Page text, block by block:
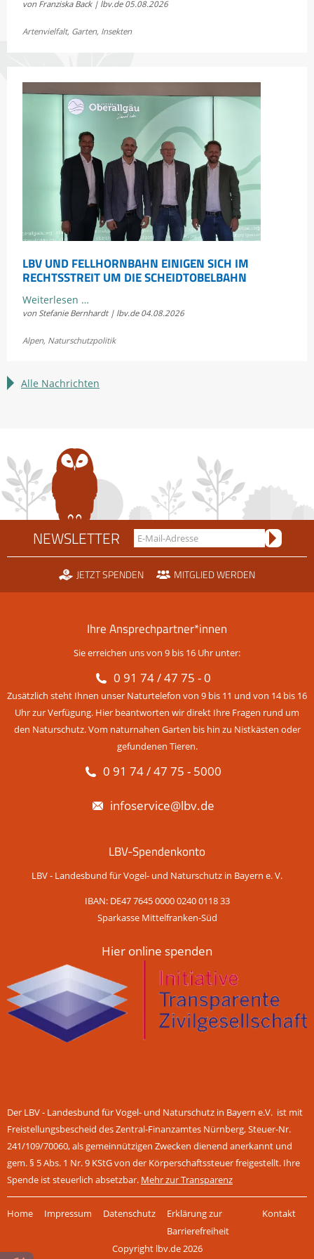
Sommerkonzert:
von Franziska Back | lbv.de 05.08.2026
Artenvielfalt, Garten, Insekten
LBV UND FELLHORNBAHN EINIGEN SICH IM
RECHTSSTREIT UM DIE SCHEIDTOBELBAHN
Weiterlesen …
und
einigen
im
Scheidtobelbahn
von Stefanie Bernhardt | lbv.de 04.08.2026
Alpen, Naturschutzpolitik
Alle Nachrichten
NEWSLETTER
JETZT SPENDEN MITGLIED WERDEN
Ihre Ansprechpartner*innen
Sie erreichen uns von 9 bis 16 Uhr unter:
0 91 74 / 47 75 - 0
Zusätzlich steht Ihnen unser Naturtelefon von 9 bis 11 und von 14 bis 16
Uhr zur Verfügung. Hier beantworten wir direkt Ihre Fragen rund um
den Naturschutz. Vom naturnahen Garten bis hin zu Nistkästen oder
gefundenen Tieren.
0 91 74 / 47 75 - 5000
infoservice@lbv.de
LBV-Spendenkonto
LBV - Landesbund für Vogel- und Naturschutz in Bayern e. V.
IBAN: DE47 7645 0000 0240 0118 33
Sparkasse Mittelfranken-Süd
Hier online spenden
Der LBV - Landesbund für Vogel- und Naturschutz in Bayern e.V. ist mit
Freistellungsbescheid des Zentral-Finanzamtes Nürnberg, Steuer-Nr.
241/109/70060, als gemeinnützigen Zwecken dienend anerkannt und
gem. § 5 Abs. 1 Nr. 9 KStG von der Körperschaftssteuer freigestellt. Ihre
Spende ist steuerlich absetzbar. Mehr zur Transparenz
überspringen
Home Impressum Datenschutz
Erklärung zur
Barrierefreiheit
Kontakt
Copyright lbv.de 2026